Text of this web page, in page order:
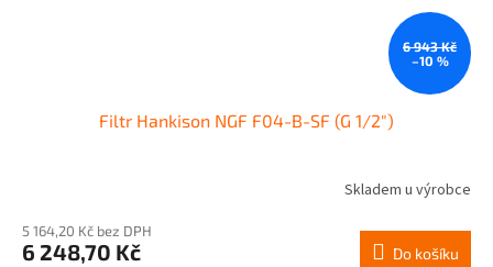
6 943 Kč
–10 %
Filtr Hankison NGF F04-B-SF (G 1/2")
Skladem u výrobce
5 164,20 Kč bez DPH
6 248,70 Kč Do košíku